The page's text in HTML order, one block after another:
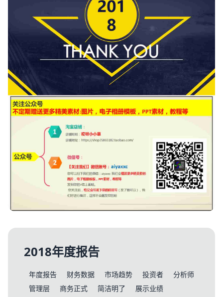
2018年度报告
年度报告 财务数据 市场趋势 投资者
分析师
管理层
商务正式 简洁明了
展示业绩